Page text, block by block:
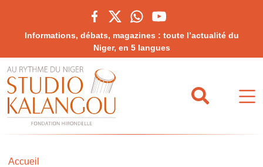
Informations, débats, magazines : toute l’actualité du
Niger, en 5 langues
Accueil